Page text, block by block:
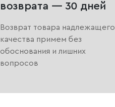
возврата — 30 дней
Возврат товара надлежащего
качества примем без
обоснования и лишних
вопросов